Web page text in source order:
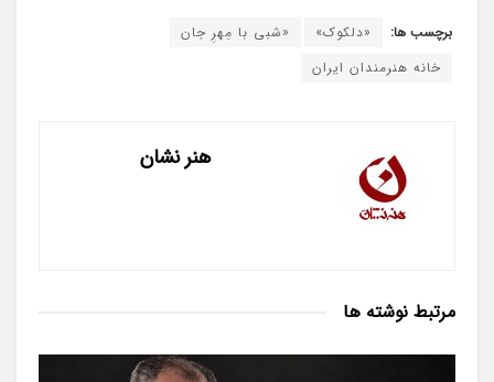
برچسب ها: «دلکوک»
«شبی با مِهرِ جان
خانه هنرمندان ایران
هنر نشان
مرتبط نوشته ها